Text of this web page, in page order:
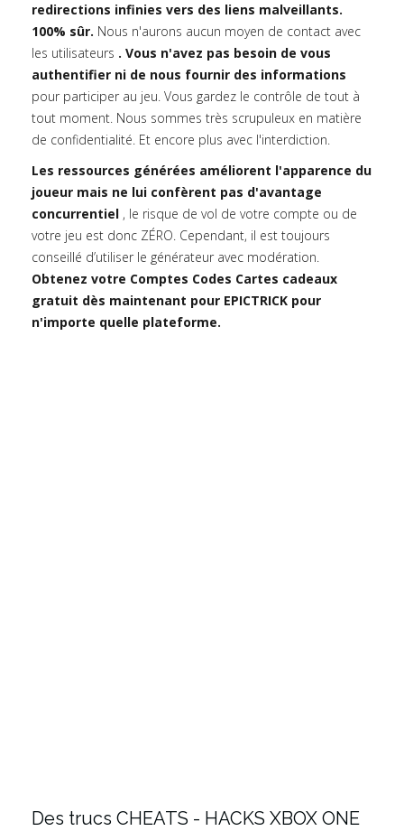
redirections infinies vers des liens malveillants.
100% sûr. Nous n'aurons aucun moyen de contact avec
les utilisateurs . Vous n'avez pas besoin de vous
authentifier ni de nous fournir des informations
pour participer au jeu. Vous gardez le contrôle de tout à
tout moment. Nous sommes très scrupuleux en matière
de confidentialité. Et encore plus avec l'interdiction.
Les ressources générées améliorent l'apparence du
joueur mais ne lui confèrent pas d'avantage
concurrentiel , le risque de vol de votre compte ou de
votre jeu est donc ZÉRO. Cependant, il est toujours
conseillé d’utiliser le générateur avec modération.
Obtenez votre Comptes Codes Cartes cadeaux
gratuit dès maintenant pour EPICTRICK pour
n'importe quelle plateforme.
Des trucs CHEATS - HACKS XBOX ONE